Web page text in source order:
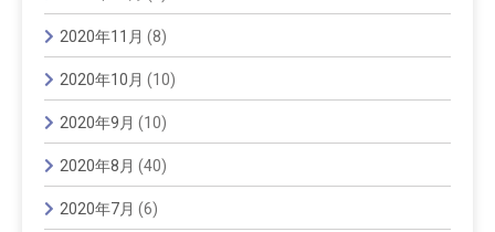
2020年11月 (8)
2020年10月 (10)
2020年9月 (10)
2020年8月 (40)
2020年7月 (6)